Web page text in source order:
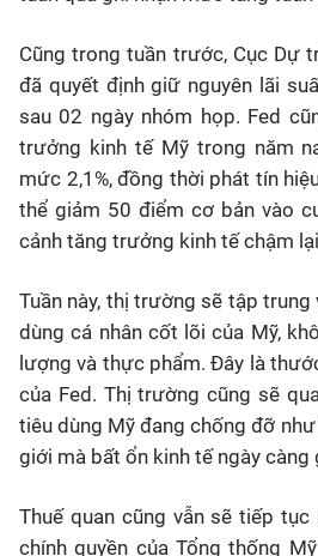
Cũng trong tuần trước, Cục Dự
đã quyết định giữ nguyên lãi
sau 02 ngày nhóm họp. Fed
trưởng kinh tế Mỹ trong năm
mức 2,1%, đồng thời phát tín
thể giảm 50 điểm cơ bản vào
cảnh tăng trưởng kinh tế chậm
Tuần này, thị trường sẽ tập
dùng cá nhân cốt lõi của Mỹ,
lượng và thực phẩm. Đây là
của Fed. Thị trường cũng sẽ
tiêu dùng Mỹ đang chống đỡ
giới mà bất ổn kinh tế ngày càng
Thuế quan cũng vẫn sẽ tiếp
chính quyền của Tổng thống